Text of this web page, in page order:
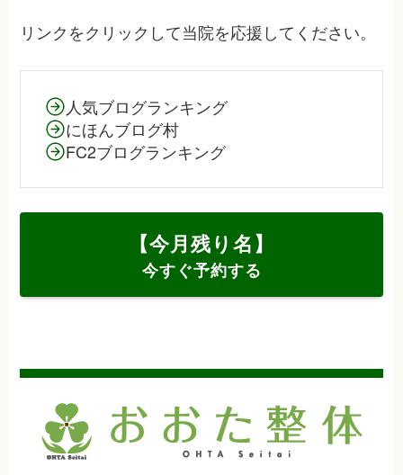
リンクをクリックして当院を応援してください。
人気ブログランキング
にほんブログ村
FC2ブログランキング
【今月残り名】
今すぐ予約する